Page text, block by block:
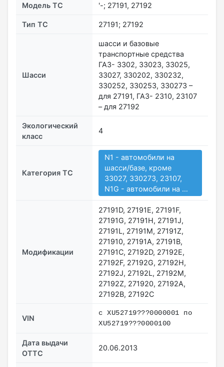
Модель ТС '-; 27191, 27192
Тип ТС 27191; 27192
Шасси
шасси и базовые
транспортные средства
ГАЗ- 3302, 33023, 33025,
33027, 330202, 330232,
330252, 330253, 330273 –
для 27191, ГАЗ- 2310, 23107
– для 27192
Экологический
класс
4
Категория ТС
N1 - автомобили на
шасси/базе, кроме
33027, 330273, 23107,
N1G - автомобили на …
Модификации
27191D, 27191E, 27191F,
27191G, 27191H, 27191J,
27191L, 27191M, 27191Z,
271910, 27191А, 27191В,
27191С, 27192D, 27192E,
27192F, 27192G, 27192H,
27192J, 27192L, 27192M,
27192Z, 271920, 27192А,
27192В, 27192С
VIN
с XU52719???0000001 по
XU52719???0000100
Дата выдачи
ОТТС
20.06.2013